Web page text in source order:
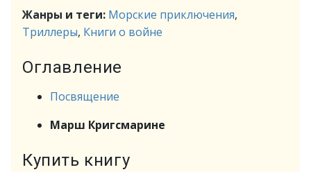
Жанры и теги: Морские приключения,
Триллеры, Книги о войне
Оглавление
Посвящение
Марш Кригсмарине
Купить книгу